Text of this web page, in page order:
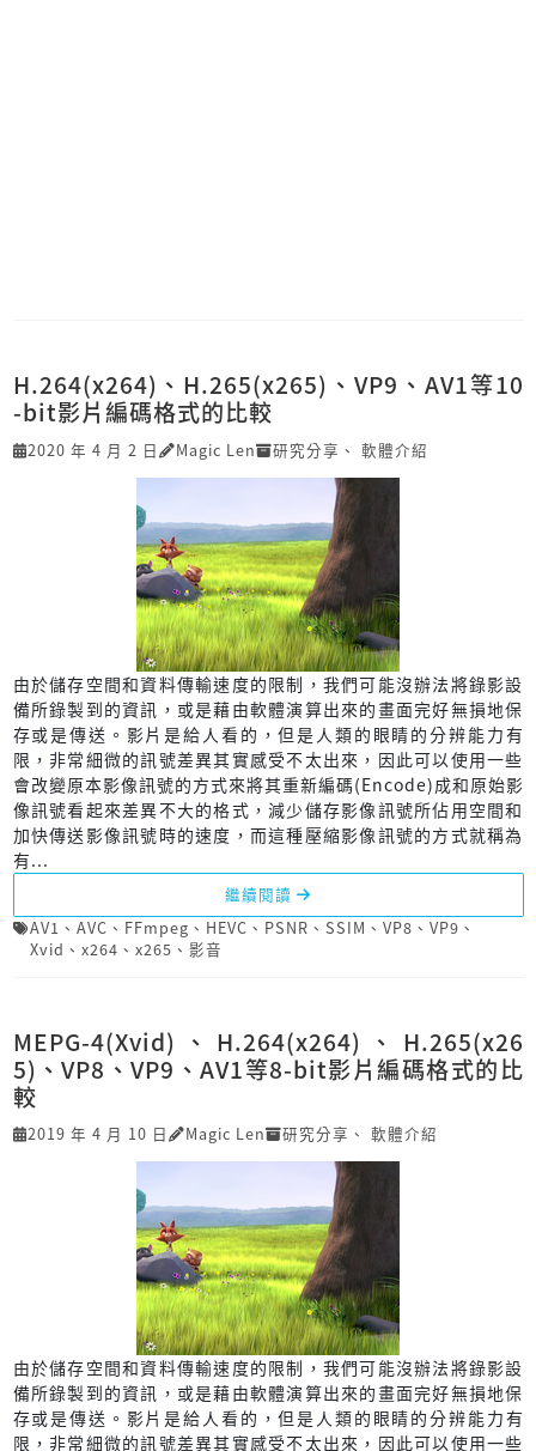
H.264(x264)、H.265(x265)、VP9、AV1等10
-bit影片編碼格式的比較
2020 年 4 月 2 日 Magic Len 研究分享 、 軟體介紹
由於儲存空間和資料傳輸速度的限制，我們可能沒辦法將錄影設
備所錄製到的資訊，或是藉由軟體演算出來的畫面完好無損地保
存或是傳送。影片是給人看的，但是人類的眼睛的分辨能力有
限，非常細微的訊號差異其實感受不太出來，因此可以使用一些
會改變原本影像訊號的方式來將其重新編碼(Encode)成和原始影
像訊號看起來差異不大的格式，減少儲存影像訊號所佔用空間和
加快傳送影像訊號時的速度，而這種壓縮影像訊號的方式就稱為
有...
繼續閱讀
AV1 、 AVC 、 FFmpeg 、 HEVC 、 PSNR 、 SSIM 、 VP8 、 VP9 、
Xvid 、 x264 、 x265 、 影音
MEPG-4(Xvid)、H.264(x264)、H.265(x26
5)、VP8、VP9、AV1等8-bit影片編碼格式的比
較
2019 年 4 月 10 日 Magic Len 研究分享 、 軟體介紹
由於儲存空間和資料傳輸速度的限制，我們可能沒辦法將錄影設
備所錄製到的資訊，或是藉由軟體演算出來的畫面完好無損地保
存或是傳送。影片是給人看的，但是人類的眼睛的分辨能力有
限，非常細微的訊號差異其實感受不太出來，因此可以使用一些